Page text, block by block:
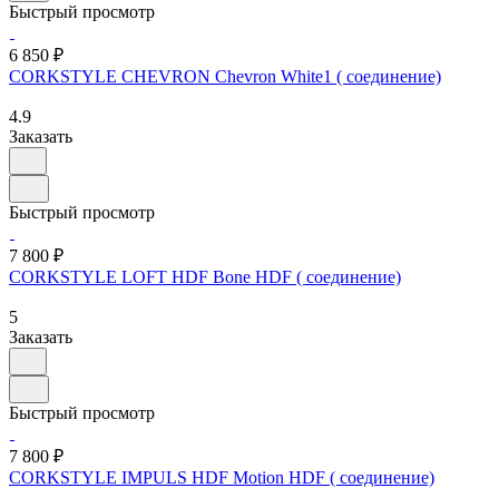
Быстрый просмотр
6 850 ₽
CORKSTYLE CHEVRON Chevron White1 ( соединение)
4.9
Заказать
Быстрый просмотр
7 800 ₽
CORKSTYLE LOFT HDF Bone HDF ( соединение)
5
Заказать
Быстрый просмотр
7 800 ₽
CORKSTYLE IMPULS HDF Motion HDF ( соединение)